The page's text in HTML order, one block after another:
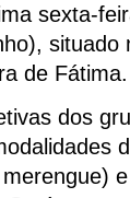
sexta-
situado
de
dos